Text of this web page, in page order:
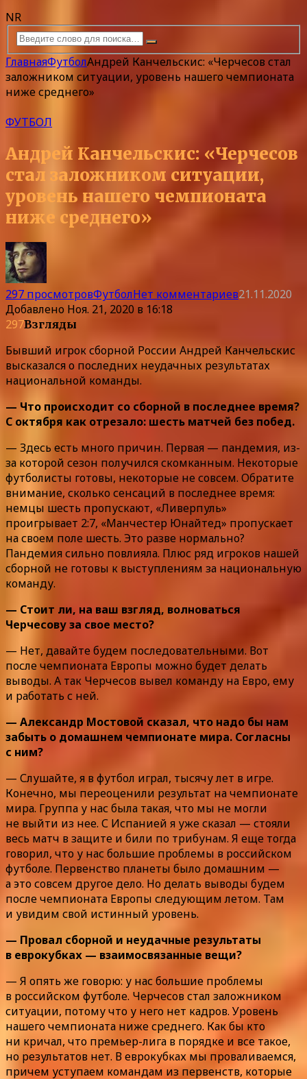
NR
ГлавнаяФутболАндрей Канчельскис: «Черчесов стал
заложником ситуации, уровень нашего чемпионата
ниже среднего»
ФУТБОЛ
Андрей Канчельскис: «Черчесов
стал заложником ситуации,
уровень нашего чемпионата
ниже среднего»
297 просмотровФутболНет комментариев21.11.2020
Добавлено Ноя. 21, 2020 в 16:18
297Взгляды
Бывший игрок сборной России Андрей Канчельскис
высказался о последних неудачных результатах
национальной команды.
— Что происходит со сборной в последнее время?
С октября как отрезало: шесть матчей без побед.
— Здесь есть много причин. Первая — пандемия, из-
за которой сезон получился скомканным. Некоторые
футболисты готовы, некоторые не совсем. Обратите
внимание, сколько сенсаций в последнее время:
немцы шесть пропускают, «Ливерпуль»
проигрывает 2:7, «Манчестер Юнайтед» пропускает
на своем поле шесть. Это разве нормально?
Пандемия сильно повлияла. Плюс ряд игроков нашей
сборной не готовы к выступлениям за национальную
команду.
— Стоит ли, на ваш взгляд, волноваться
Черчесову за свое место?
— Нет, давайте будем последовательными. Вот
после чемпионата Европы можно будет делать
выводы. А так Черчесов вывел команду на Евро, ему
и работать с ней.
— Александр Мостовой сказал, что надо бы нам
забыть о домашнем чемпионате мира. Согласны
с ним?
— Слушайте, я в футбол играл, тысячу лет в игре.
Конечно, мы переоценили результат на чемпионате
мира. Группа у нас была такая, что мы не могли
не выйти из нее. С Испанией я уже сказал — стояли
весь матч в защите и били по трибунам. Я еще тогда
говорил, что у нас большие проблемы в российском
футболе. Первенство планеты было домашним —
а это совсем другое дело. Но делать выводы будем
после чемпионата Европы следующим летом. Там
и увидим свой истинный уровень.
— Провал сборной и неудачные результаты
в еврокубках — взаимосвязанные вещи?
— Я опять же говорю: у нас большие проблемы
в российском футболе. Черчесов стал заложником
ситуации, потому что у него нет кадров. Уровень
нашего чемпионата ниже среднего. Как бы кто
ни кричал, что премьер-лига в порядке и все такое,
но результатов нет. В еврокубках мы проваливаемся,
причем уступаем командам из первенств, которые